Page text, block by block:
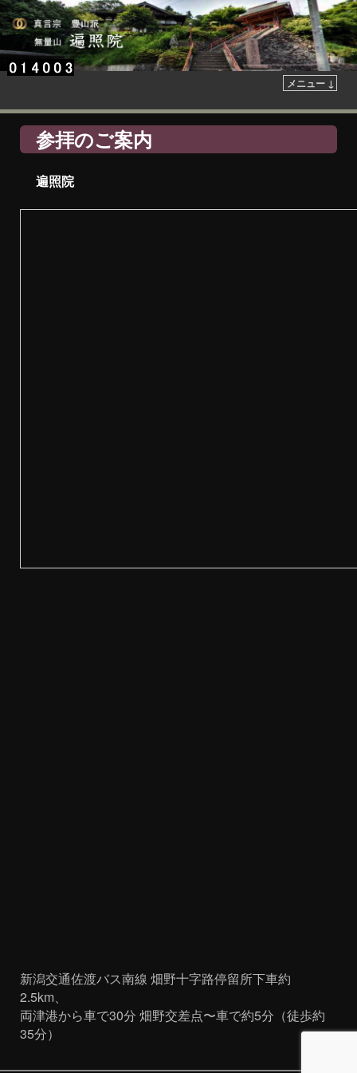
メニュー ↓
参拝のご案内
遍照院
新潟交通佐渡バス南線 畑野十字路停留所下車約
2.5km、
両津港から車で30分 畑野交差点〜車で約5分（徒歩約
35分）